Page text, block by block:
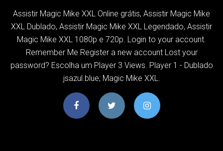
Assistir Magic Mike XXL Online grátis, Assistir Magic Mike
XXL Dublado, Assistir Magic Mike XXL Legendado, Assistir
Magic Mike XXL 1080p e 720p. Login to your account.
Remember Me Register a new account Lost your
password? Escolha um Player 3 Views. Player 1 - Dublado
jsazul.blue; Magic Mike XXL.